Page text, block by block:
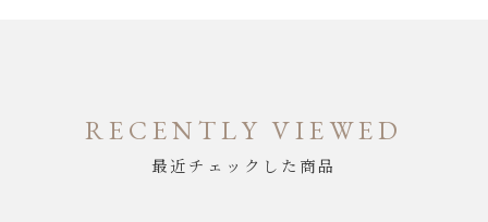
RECENTLY VIEWED
最近チェックした商品